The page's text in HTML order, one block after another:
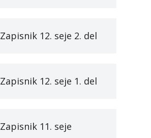
Zapisnik 12. seje 2. del
Zapisnik 12. seje 1. del
Zapisnik 11. seje